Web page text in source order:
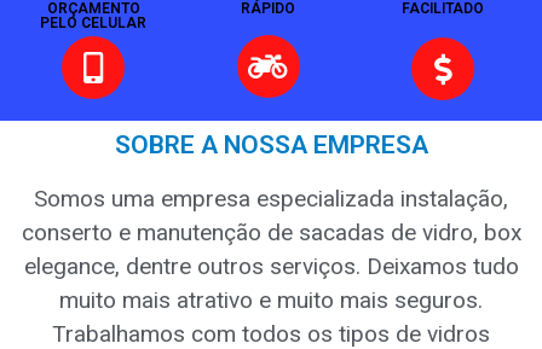
ORÇAMENTO
PELO CELULAR
RÁPIDO
FACILITADO
SOBRE A NOSSA EMPRESA
Somos uma empresa especializada instalação,
conserto e manutenção de sacadas de vidro, box
elegance, dentre outros serviços. Deixamos tudo
muito mais atrativo e muito mais seguros.
Trabalhamos com todos os tipos de vidros